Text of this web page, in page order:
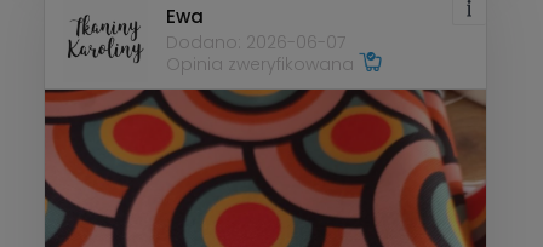
Ewa
Dodano: 2026-06-07
Opinia zweryfikowana